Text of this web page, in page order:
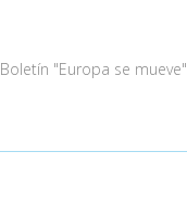
Boletín "Europa se mueve"